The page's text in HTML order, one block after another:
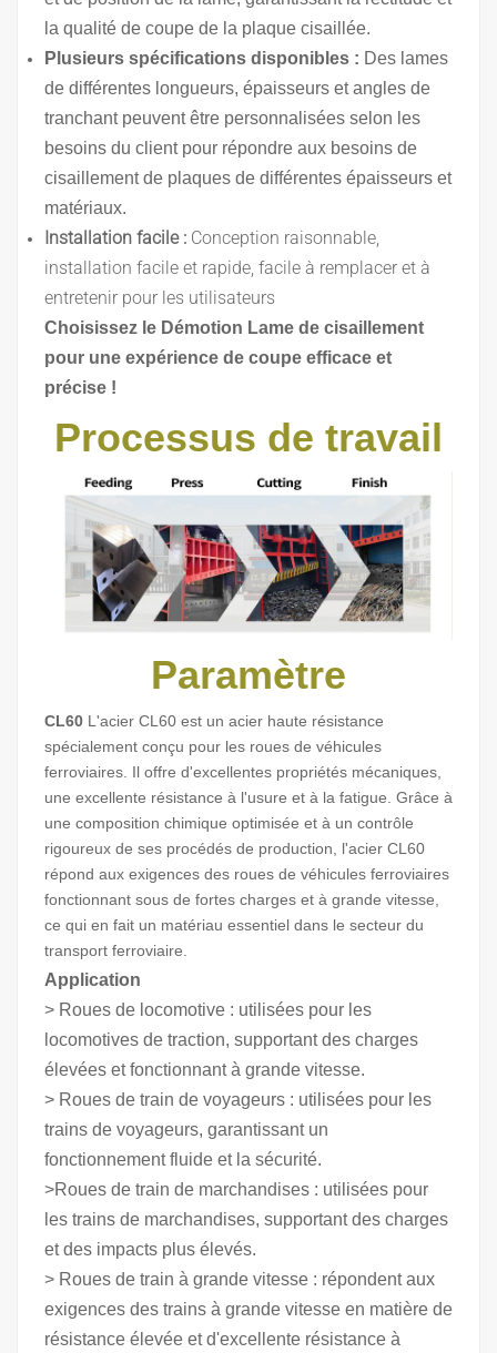
la qualité de coupe de la plaque cisaillée.
Plusieurs spécifications disponibles : Des lames
de différentes longueurs, épaisseurs et angles de
tranchant peuvent être personnalisées selon les
besoins du client pour répondre aux besoins de
cisaillement de plaques de différentes épaisseurs et
matériaux.
Installation facile : Conception raisonnable,
installation facile et rapide, facile à remplacer et à
entretenir pour les utilisateurs
Choisissez le Démotion Lame de cisaillement
pour une expérience de coupe efficace et
précise !
Processus de travail
Paramètre
CL60 L'acier CL60 est un acier haute résistance
spécialement conçu pour les roues de véhicules
ferroviaires. Il offre d'excellentes propriétés mécaniques,
une excellente résistance à l'usure et à la fatigue. Grâce à
une composition chimique optimisée et à un contrôle
rigoureux de ses procédés de production, l'acier CL60
répond aux exigences des roues de véhicules ferroviaires
fonctionnant sous de fortes charges et à grande vitesse,
ce qui en fait un matériau essentiel dans le secteur du
transport ferroviaire.
Application
> Roues de locomotive : utilisées pour les
locomotives de traction, supportant des charges
élevées et fonctionnant à grande vitesse.
> Roues de train de voyageurs : utilisées pour les
trains de voyageurs, garantissant un
fonctionnement fluide et la sécurité.
>Roues de train de marchandises : utilisées pour
les trains de marchandises, supportant des charges
et des impacts plus élevés.
> Roues de train à grande vitesse : répondent aux
exigences des trains à grande vitesse en matière de
résistance élevée et d'excellente résistance à